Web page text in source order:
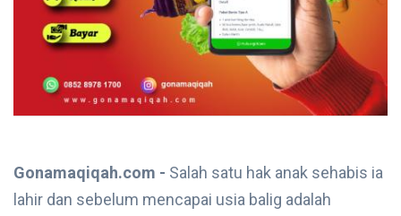
Gonamaqiqah.com - Salah satu hak anak sehabis ia
lahir dan sebelum mencapai usia balig adalah